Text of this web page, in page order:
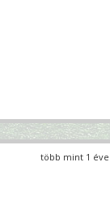
több mint 1 éve